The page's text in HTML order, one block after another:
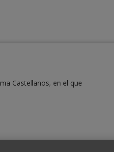
Castellanos, en el que